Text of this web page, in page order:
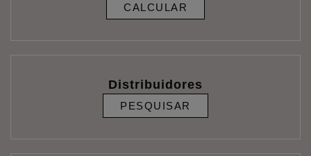
CALCULAR
Distribuidores
PESQUISAR